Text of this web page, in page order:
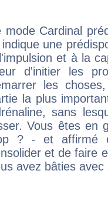
mode Cardinal
une
et à la
d'initier les
les
la plus
sans
Vous êtes en
? - et affirmé
et de faire
avez bâties avec